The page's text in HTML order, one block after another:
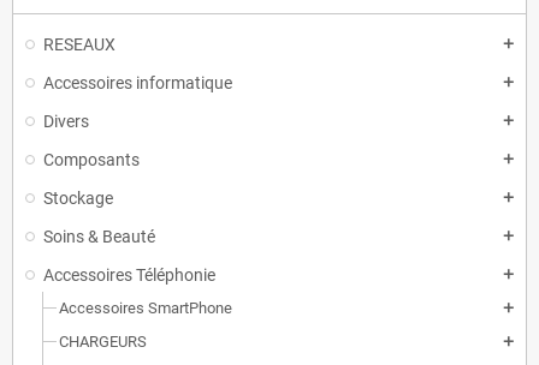
RESEAUX add
Accessoires informatique add
Divers add
Composants add
Stockage add
Soins & Beauté add
Accessoires Téléphonie add
Accessoires SmartPhone add
CHARGEURS add